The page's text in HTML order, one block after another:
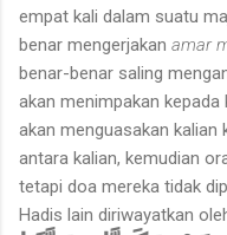
empat kali dalam suatu
benar mengerjakan amar
benar-benar saling
akan menimpa­kan
akan menguasakan kalian
antara kalian, kemudian
tetapi doa mereka tidak
Hadis lain diriwayatkan